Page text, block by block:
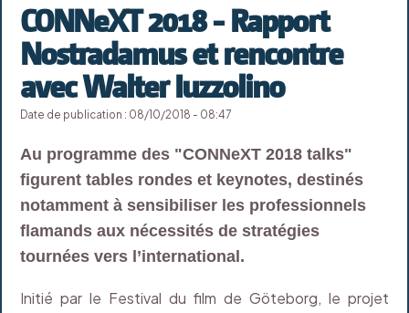
CONNeXT 2018 - Rapport
Nostradamus et rencontre
avec Walter Iuzzolino
Date de publication : 08/10/2018 - 08:47
Au programme des "CONNeXT 2018 talks"
figurent tables rondes et keynotes, destinés
notamment à sensibiliser les professionnels
flamands aux nécessités de stratégies
tournées vers l’international.
Initié par le Festival du film de Göteborg, le projet